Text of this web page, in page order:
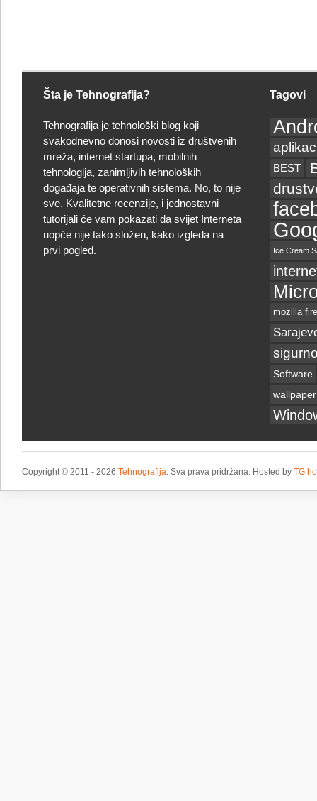
Šta je Tehnografija?
Tehnografija je tehnološki blog koji
svakodnevno donosi novosti iz društvenih
mreža, internet startupa, mobilnih
tehnologija, zanimljivih tehnoloških
događaja te operativnih sistema. No, to nije
sve. Kvalitetne recenzije, i jednostavni
tutorijali će vam pokazati da svijet Interneta
uopće nije tako složen, kako izgleda na
prvi pogled.
Tagovi
BEST
Ice Cream
mozilla
Software
wallpaper
Copyright © 2011 - 2026 Tehnografija. Sva prava pridržana. Hosted by TG